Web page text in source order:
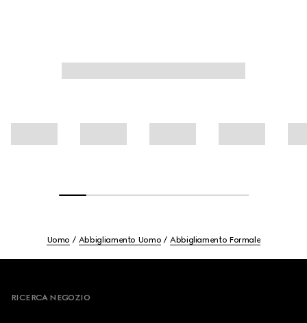
Uomo Abbigliamento Uomo Abbigliamento Formale
RICERCA NEGOZIO